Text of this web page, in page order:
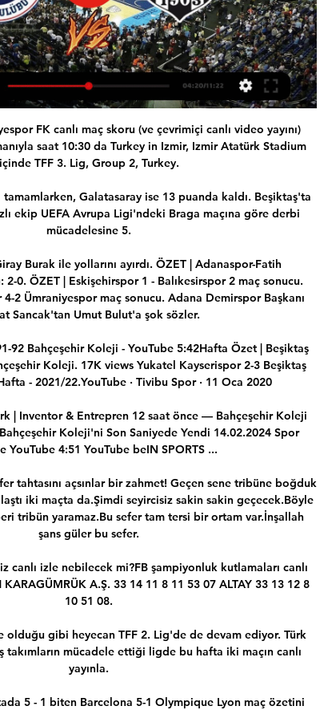
Emlakjet MAÇ SONUCU - ÖZET Beşiktaş deplasmanda kayıp! Türkiye Sigorta Basketbol Süper Ligi'nin 29. hafta ...

Fikstür sayfasında Atlanta United II takımının güncel ve geçmiş sezonlarına ait maç fikstürüne ulaşabilirsiniz. Yapacağınız turnuva seçimine göre, Atlanta United II takımının bu turnuvalarda aldığı sonuçlar önünüze gelecektir. Tercih etmeniz halinde ev sahibi ve …

Arsenal 1-2 Chelsea Maç Özeti İzle!. Arel Üniversitesi Büyükçekmece-Fenerbahçe Beko Maçı Canlı İzle! LeBron 9 bin asist barajını da aştı İTÜ Basket 83-86 Galatasaray Doğa Sigorta Geniş Özeti İzle! Voleybol.

Büyükçekmece Trabzonspor BK резултати уживо (и онлајн видео пренос утакмице уживо - live stream) почиње 22.4.2018. у 16:30 GMT на Gazanfer Bilge Sports Hall, Istanbul, Turkey у TBSL, Turkey.

Bahçeşehir Koleji Beşiktaş maçı Bahçesehir Koleji - Besiktas 12 saat önce — Bahçeşehir Koleji Beşiktaş maçı Bahçesehir Koleji - Besiktas Emlakjet Özet - Eurosport 14.02.2024. Hentbol Süper Lig'inde mücadele eden ...

BSL 12. Hafta Özet | Bahçeşehir Koleji 76-86 Beşiktaş 3:16ING Basketbol Süper Ligi'nde Beşiktaş, Bahçeşehir Koleji'ni deplasmanda 86-76 mağlup etti. Tivibu Spor www.tivibuspor.com.tr ...YouTube · Tivibu Spor · 12 Ara 2020

2020-6-7 · Galatasaray - Göztepe maci bitmistir Galatasaray-Göztepe maç sonucu: 1-0 Spor Toto Süper Lig'in 2. haftasında Galatasaray sahasında Göztepe'yi ağırladı. Geçtiğimiz sezonu şampiyon olarak tamamlayan ev sahibi ekip taraftarı ile yeni sezon ilk lig maçına çıktı.

Jest yayın Fatih Karagümrük - Giresunspor maçı CANLI İZLE (16.02.2020) - Ajans Beşiktaş Türkiye 1. Ligi – Fatih Karagümrük ile Giresunspor arasındaki Futbol karşılaşmasını Eurosport'tan canlı …

Hacettepe Üniversitesi Tıp Fakültesi Emekli Öğretim Üyesi ve Türk Nefroloji Derneği üyesi Prof. Dr. Şali Çağlar, Ankara'da son yolculuğuna uğurlandı... Prof. Dr. Mehmet Haberal, Çağlar için düzenlenen cenaze törenine katıldı, ailenin acısına ortak oldu.

Tokatspor'un kuruluşundan günümüze ilk kez futbolcuların sezon başlamadan önce alacaklarını ödeyen, sezona motive ve kararlı başlayan, 4 yıllık yükselme planı dahilinde profesyonel futbol takımımıza 10 yıl sonra ilk kez hedef koyarak, camiayı taraftarıyla-muhalifiyle tekrar heyecanlandırmayı başaran ve kenetleyen Ufuk Akçekaya, Ahmet Dursun ve Okay Karacan yönetimine.

İspanya'nın Valencia Basket takımı, geçen sezon Anadolu Efes forması giyen Brock Motum ile anlaşma sağladı. Kulübün internet sitesinden yapılan açıklamada, Avustralyalı oyuncunun 30 Haziran 2021'e kadar kendisini Valencia Basket'e bağlayan sözleşmeyi imzaladığı belirtildi.

Bursaspor Adana Demirspor canlı izle. Adana Demirspor - Bursaspor bilet fiyatları. BeinSport. Adana Demirspor Bursaspor Maç Özeti beIN sport. ptt 1.lig maç özetleri. Bursa Adana Demirspor maçı CANLI izle justin tv. Karagümrük Bursaspor Maç özeti beIN sport. Ceci est un paragraphe. Survolez-moi avec votre souris d'ordinateur et.

Futbol canli skor 600+ futbol ligiyle SofaScore canli skorda. Sampiyonlar Liginden canli skorlari, istatistikleri, puan durumunu, fiksturleri ve videolari takip edin.

Kaçırdığınız programlar, yüzlerce film ve fazlası dilediğiniz zaman izlemeniz için sizi bekliyor. İster evde, ister yolda, seyahatte Digiturk ne zaman isterseniz istediğiniz yerde sizinle

Menemen Belediyespor – Tokatspor Canlı İzle 18 Eylül 2016, Pazar 00:00 tarihinde 2016/2017 Türkiye Spor Toto 2.Lig Kırmızı Grup karşılaşmasında Menemen Belediyespor ve Tokatspor karşılaşacak.

Bahçeşehir Koleji - Aliağa Petkimspor Maç Özeti (Video) 5 Şub 2024 — Bahçeşehir Koleji Aliağa Petkimspor. Beşiktaş Emlakjet. 69. 69. -. 54. 8 Ekim 2023, Pazar, 10:30. ÖZETİ İZLE.

Tuzlaspor vs Velimeşe Bld. - maçı iddaa oranları, karşılıklı maç sonuçları takım istatistikleri ve form durumları Ht Spor'da. Habertürk Anasayfası. Ergene Velimeşe

ING BSL'DE İLK YARININ İSTATİSTİKLERİ. ING Basketbol Süper Ligi’nde 15’inci hafta geride kalırken, istatistik liderlerinde sıralamalar belli oldu.

Polis radyosu yayınlarına sosyal medya ve internet üzerinden de ulaşmak mümkündür. Radyonun internet sitesinde alt kısımda canlı yayın sekmesi yer almaktadır. Radyoya ulaşılabilecek diğer kanallar ise Twitter, İnstagram, Youtube ve İnstagram şeklinde belirtilir. Bunların her birinden canlı yayın akışına ulaşmak.

Adana Demirspor - İstanbulspor , Spor Toto 1. Lig maçı 02 09 2018 günü Bein Sports Max 1, kanalından yayınlanacak. Maçın başlama saati 21:45.Karşılaşmayı izleyebileceğiniz platform ve kanal bilgilerini aşağıdaki tabloda görebilirsiniz.

Shakhtar Donetsk - Benfica Frankfurt - Salzburg Ludogorets - Internazionale Club Brugge - Man. United CFR Cluj - Sevilla FC København - Celtic Getafe - Ajax Sporting CP - İstanbul Başakşehir Rangers - Braga Roma - Gent Wolfsburg - Malmö AZ Alkmaar - LASK Linz Olympiacos - Arsenal APOEL - Basel Leverkusen - Porto Wolves - Espanyol

Galatasaray Beşiktaş Maçı Canlı Yayın Galatasaray Beşiktaş Maçı Lig Tv ekranlarında saat 21:00 da başlayacak. Süper Lig’de sezonun ilk derbisinde ezeli rakipler Galatasaray ile Beşiktaş bugün Mecidiyeköy’de karşı karşıya gelecek. Ali Sami Yen Stadı’nda saat 21.00’de başlayacak dev maçta, kariyerinde ilk kez derbi.

(YAYIN AKIŞI*) Bahçeşehir Koleji Beşiktaş maç özeti izle Bas 12 saat önce — (YAYIN AKIŞI*) Bahçeşehir Koleji Beşiktaş maç özeti izle Basket Super Ligi 14 Şubat 2024 1 Şub 2024 — Pınar Karşıyaka. 90. 90. -. 82.

Sarıyer Amed Sportif maçı izle (Sarıyer Amed maçı hangi kanalda) Türkiye 2. Lig Beyaz grupta karşı karşıya gelen Sarıyer Amed Sportif maçını canlı izle. Yusuf Ziya Öniş stadında karşı karşıya gelecek Sarıyer Amed Sportif maçı izle canlı yayın bilgileri sizlerle. Türkiye 2.

ING Basketbol Süper Ligi'nde, 8. haftanın son maçında Arel Üniversitesi Büyükçekmece Basketbol takımı, Sigortam.net İTÜ Basket'i 103-72 yenerek galip geldi.

süper lig 2019-2020 sezonu 21. haftası itibariyle ilk 7'de bulunan takımları en çok üzen takım durumundadır. beşiktaş hariç tüm takımlara karşı birer kez oynayan göztepe, ilk 7'den galatasaray, beşiktaş, trabzon ve alanya'yı mağlup etmiş ve fenLive Stream Data Google Play. VIP. Buy VIP Dropping Odds Gone Odds. API Pricing ⚽ Fußball ⚽ Fußball Cricket Rugby Union American Football Tennis Snooker ⚾ Baseball.

Günün maçlarından biri de Akhisarspor - Fatih Karagümrük arasındaki mücadele olacak. 2020-07-26 21:00 tarihinde oynanacak müsabakanın başlangıç saati açıklandı. Eğer Türkiye dışındaysanız, bulunduğunuz ülkenin yerel saatine göre yayın saatini araştırabilirsiniz.

(Yazılı Özet) Beşiktaş EmlakJet-Bahçeşehir Koleji Maç 9 Ara 2023 — Basketbol Süper Ligi'nde Beşkitaş EmlakJet evinde konuk ettiği Bahçeşehir Koleji'ni 95-94 mağlup etmeyi başardı. İşte detaylar...ö.

Beşiktaş 1-1 Fenerbahçe | Maç Özeti | 2021-22 | Süper Lig 5:00Beşiktaş 1-1 Fenerbahçe | Maç Özeti | 2021-22 | Süper Lig Derbiler Bahçeşehir Koleji (90-92) Türk Telekom - Türkiye Sigorta Ba... 17 ...Facebook · beIN SPORTS Türkiye · 16 Oca 2023

Beşiktaş Emlakjet